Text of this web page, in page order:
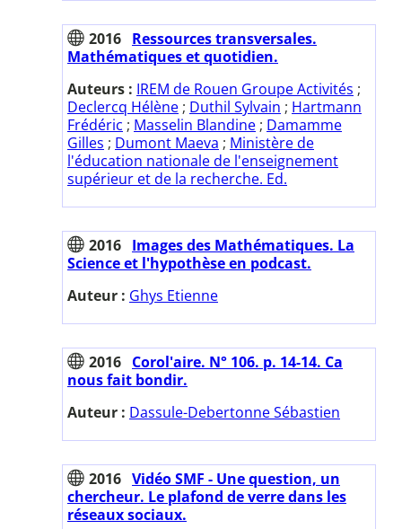
2016 Ressources transversales.
Mathématiques et quotidien.
Auteurs : IREM de Rouen Groupe Activités ;
Declercq Hélène ; Duthil Sylvain ; Hartmann
Frédéric ; Masselin Blandine ; Damamme
Gilles ; Dumont Maeva ; Ministère de
l'éducation nationale de l'enseignement
supérieur et de la recherche. Ed.
2016 Images des Mathématiques. La
Science et l'hypothèse en podcast.
Auteur : Ghys Etienne
2016 Corol'aire. N° 106. p. 14-14. Ca
nous fait bondir.
Auteur : Dassule-Debertonne Sébastien
2016 Vidéo SMF - Une question, un
chercheur. Le plafond de verre dans les
réseaux sociaux.